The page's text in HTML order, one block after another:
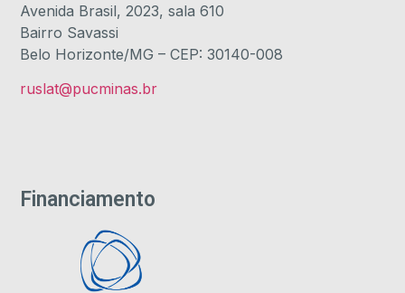
Financiamento
Avenida Brasil, 2023, sala 610
Bairro Savassi
Belo Horizonte/MG – CEP: 30140-008
ruslat@pucminas.br